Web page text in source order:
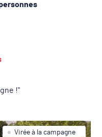
!
Virée à la campagne